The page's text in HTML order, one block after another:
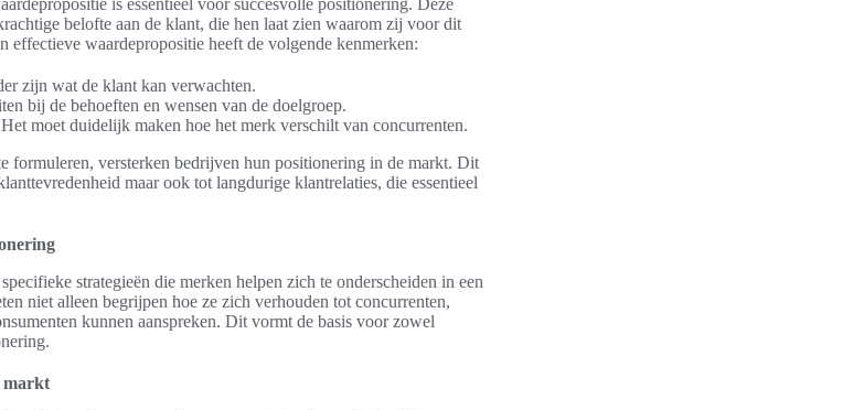
is essentieel voor succesvolle positionering. Deze
belofte aan de klant, die hen laat zien waarom zij voor dit
effectieve waardepropositie heeft de volgende kenmerken:
zijn wat de klant kan verwachten.
bij de behoeften en wensen van de doelgroep.
Het moet duidelijk maken hoe het merk verschilt van concurrenten.
formuleren, versterken bedrijven hun positionering in de markt. Dit
maar ook tot langdurige klantrelaties, die essentieel
strategieën die merken helpen zich te onderscheiden in een
niet alleen begrijpen hoe ze zich verhouden tot concurrenten,
kunnen aanspreken. Dit vormt de basis voor zowel
markt